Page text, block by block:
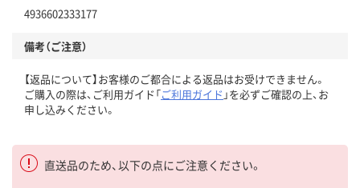
4936602333177
備考（ご注意）
【返品について】お客様のご都合による返品はお受けできません。
ご購入の際は、ご利用ガイド「ご利用ガイド 」を必ずご確認の上、お
申し込みください。
直送品のため、以下の点にご注意ください。